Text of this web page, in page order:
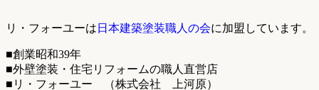
リ・フォーユーは 日本建築塗装職人の会に加盟しています。
■創業昭和39年
■外壁塗装・住宅リフォームの職人直営店
■リ・フォーユー （株式会社 上河原）